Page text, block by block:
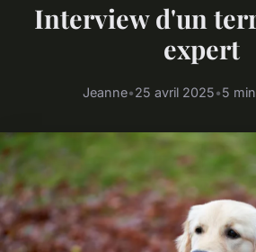
Interview d'un
expert
Jeanne•25 avril 2025•5